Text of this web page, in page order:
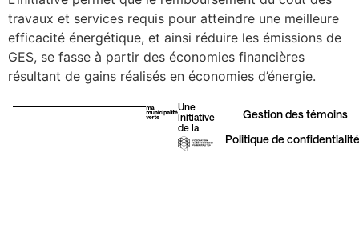
Énergies renouvelables
travaux et services requis pour atteindre une meilleure
efficacité énergétique, et ainsi réduire les émissions de
GES, se fasse à partir des économies financières
résultant de gains réalisés en économies d’énergie.
Une
initiative
de la
Gestion des témoins​
Politique de confidentialité